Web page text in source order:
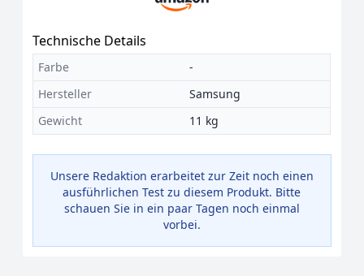
Technische Details
Farbe
-
Hersteller
Samsung
Gewicht
11 kg
Unsere Redaktion erarbeitet zur Zeit noch einen
ausführlichen Test zu diesem Produkt. Bitte
schauen Sie in ein paar Tagen noch einmal
vorbei.